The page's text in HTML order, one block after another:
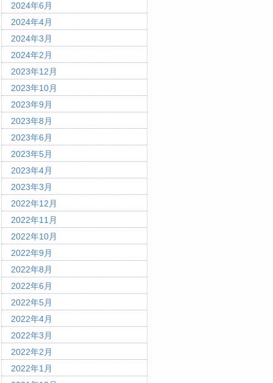
2024年6月
2024年4月
2024年3月
2024年2月
2023年12月
2023年10月
2023年9月
2023年8月
2023年6月
2023年5月
2023年4月
2023年3月
2022年12月
2022年11月
2022年10月
2022年9月
2022年8月
2022年6月
2022年5月
2022年4月
2022年3月
2022年2月
2022年1月